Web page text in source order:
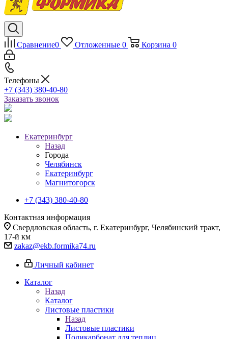
Сравнение0 Отложенные 0 Корзина 0
Телефоны
+7 (343) 380-40-80
Заказать звонок
Екатеринбург
Назад
Города
Челябинск
Екатеринбург
Магнитогорск
+7 (343) 380-40-80
Контактная информация
Свердловская область, г. Екатеринбург, Челябинский тракт,
17-й км
zakaz@ekb.formika74.ru
Личный кабинет
Каталог
Назад
Каталог
Листовые пластики
Назад
Листовые пластики
Поликарбонат для теплиц